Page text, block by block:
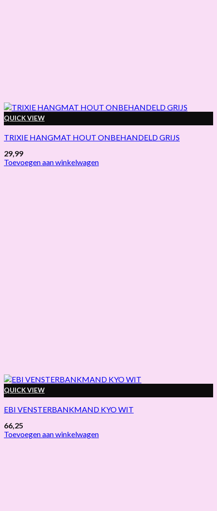
QUICK VIEW
TRIXIE HANGMAT HOUT ONBEHANDELD GRIJS
29,99
Toevoegen aan winkelwagen
QUICK VIEW
EBI VENSTERBANKMAND KYO WIT
66,25
Toevoegen aan winkelwagen